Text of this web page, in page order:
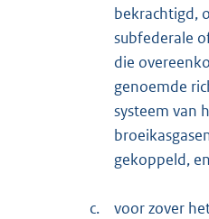
bekrachtigd,
subfederale
die
genoemde
systeem van
gekoppeld, en
c.
voor zover